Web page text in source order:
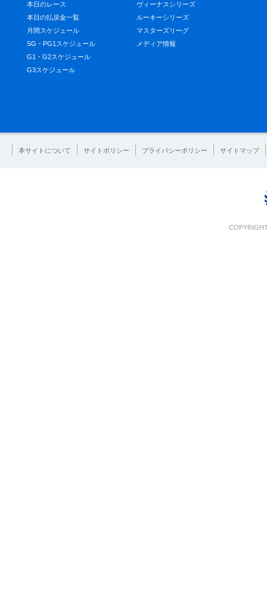
本日のレース
本日の払戻金一覧
月間スケジュール
SG・PG1スケジュール
G1・G2スケジュール
G3スケジュール
ヴィーナスシリーズ
ルーキーシリーズ
マスターズリーグ
メディア情報
本サイトについて サイトポリシー プライバシーポリシー サイトマップ